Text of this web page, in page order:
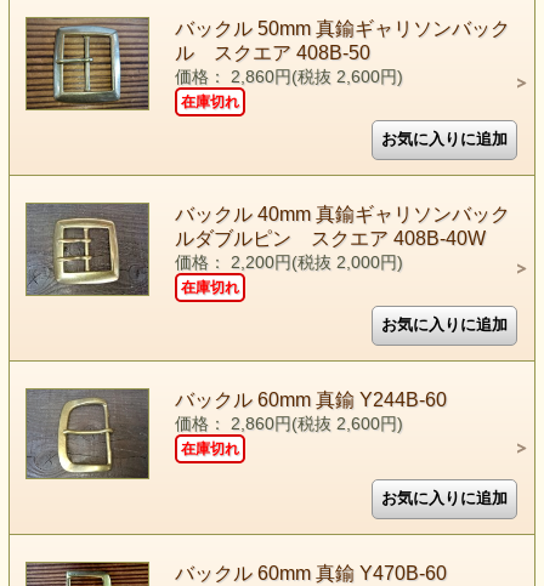
バックル 50mm 真鍮ギャリソンバック
ル スクエア 408B-50
価格： 2,860円(税抜 2,600円)
在庫切れ
バックル 40mm 真鍮ギャリソンバック
ルダブルピン スクエア 408B-40W
価格： 2,200円(税抜 2,000円)
在庫切れ
バックル 60mm 真鍮 Y244B-60
価格： 2,860円(税抜 2,600円)
在庫切れ
バックル 60mm 真鍮 Y470B-60